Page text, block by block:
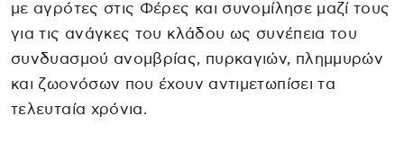
με αγρότες στις Φέρες και συνομίλησε μαζί τους
για τις ανάγκες του κλάδου ως συνέπεια του
συνδυασμού ανομβρίας, πυρκαγιών, πλημμυρών
και ζωονόσων που έχουν αντιμετωπίσει τα
τελευταία χρόνια.